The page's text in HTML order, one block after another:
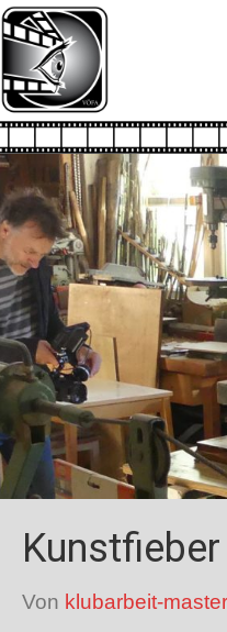
Von klubarbeit-master